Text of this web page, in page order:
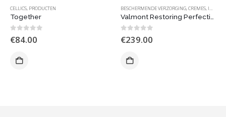
COSMETICS
CELLICS, PRODUCTEN
Together
0out of 5
€84.00
BESCHERMENDE VERZORGING,CREMES, INTENSIEVE VERZORGING
0out of 5
€239.00